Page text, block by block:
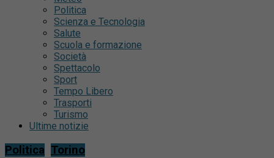
Politica
Scienza e Tecnologia
Salute
Scuola e formazione
Società
Spettacolo
Sport
Tempo Libero
Trasporti
Turismo
Ultime notizie
Politica Torino